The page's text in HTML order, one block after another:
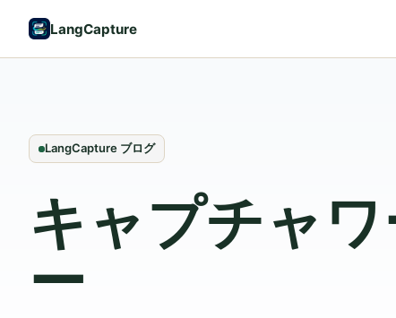
LangCapture
LangCapture ブログ
キャプチャ
ー